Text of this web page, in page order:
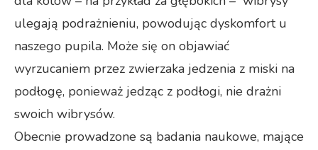
ulegają podrażnieniu, powodując dyskomfort u
naszego pupila. Może się on objawiać
wyrzucaniem przez zwierzaka jedzenia z miski na
podłogę, ponieważ jedząc z podłogi, nie drażni
swoich wibrysów.
Obecnie prowadzone są badania naukowe, mające